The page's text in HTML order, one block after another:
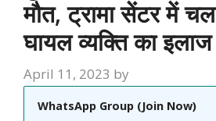
मौत, ट्रामा सेंटर में
घायल व्यक्ति का इलाज
April 11, 2023 by
WhatsApp Group (Join Now)